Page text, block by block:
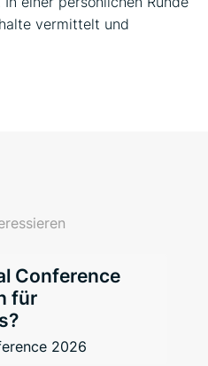
vermittelt und
Conference
für
2026